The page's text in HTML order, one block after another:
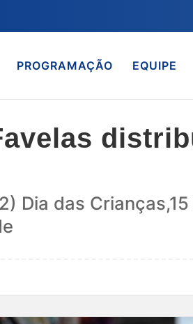
PROGRAMAÇÃO EQUIPE
Dia das